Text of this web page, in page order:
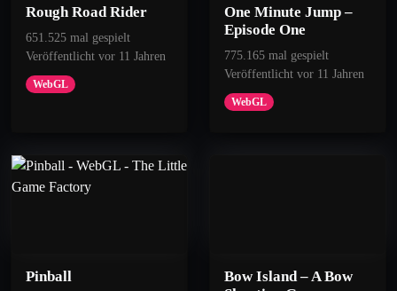
Meal
Eat 60 blocks.
Snack
Rough Road Rider
651.525 mal gespielt
Veröffentlicht vor 11 Jahren
WebGL
One Minute Jump –
Episode One
775.165 mal gespielt
Veröffentlicht vor 11 Jahren
WebGL
Pinball
Bow Island – A Bow